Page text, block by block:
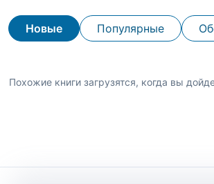
Новые Популярные
Похожие книги загрузятся, когда вы